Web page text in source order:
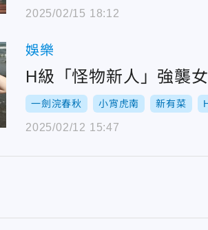
2025/02/15 18:12
娛樂
H級「怪物新人」強襲
一劍浣春秋 小宵虎南 新有菜
2025/02/12 15:47